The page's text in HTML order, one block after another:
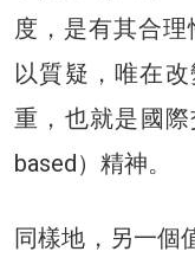
度，是有其合
以質疑，唯在
重，也就是國
based）精神。
同樣地，另一個